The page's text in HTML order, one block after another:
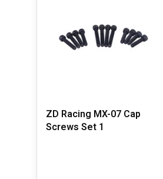
ZD Racing MX-07 Cap
Screws Set 1